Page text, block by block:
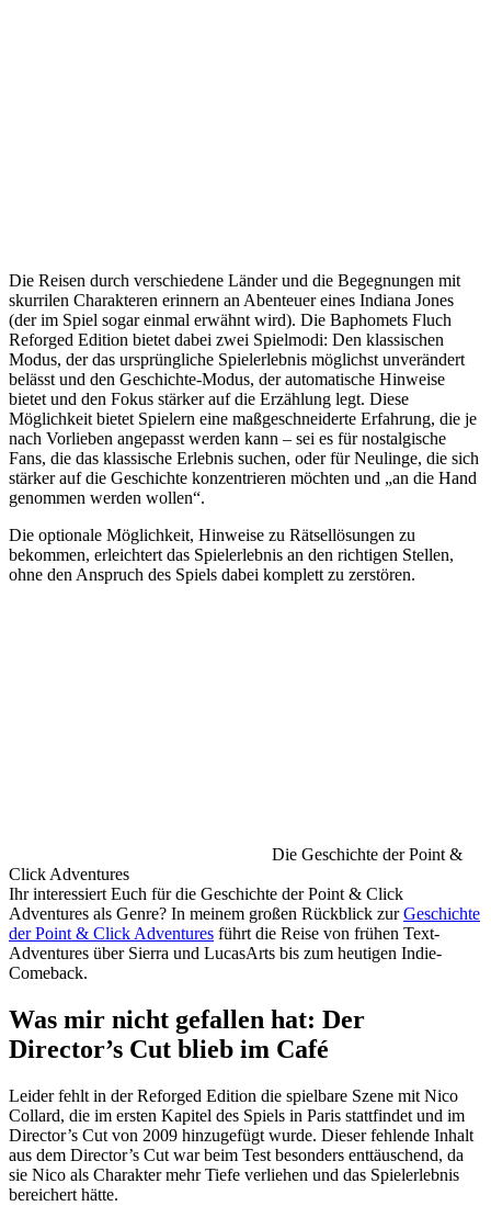
Die Reisen durch verschiedene Länder und die Begegnungen mit
skurrilen Charakteren erinnern an Abenteuer eines Indiana Jones
(der im Spiel sogar einmal erwähnt wird). Die Baphomets Fluch
Reforged Edition bietet dabei zwei Spielmodi: Den klassischen
Modus, der das ursprüngliche Spielerlebnis möglichst unverändert
belässt und den Geschichte-Modus, der automatische Hinweise
bietet und den Fokus stärker auf die Erzählung legt. Diese
Möglichkeit bietet Spielern eine maßgeschneiderte Erfahrung, die je
nach Vorlieben angepasst werden kann – sei es für nostalgische
Fans, die das klassische Erlebnis suchen, oder für Neulinge, die sich
stärker auf die Geschichte konzentrieren möchten und „an die Hand
genommen werden wollen“.
Die optionale Möglichkeit, Hinweise zu Rätsellösungen zu
bekommen, erleichtert das Spielerlebnis an den richtigen Stellen,
ohne den Anspruch des Spiels dabei komplett zu zerstören.
Die Geschichte der Point &
Click Adventures
Ihr interessiert Euch für die Geschichte der Point & Click
Adventures als Genre? In meinem großen Rückblick zurGeschichte
der Point & Click Adventures führt die Reise von frühen Text-
Adventures über Sierra und LucasArts bis zum heutigen Indie-
Comeback.
Was mir nicht gefallen hat: Der
Director’s Cut blieb im Café
Leider fehlt in der Reforged Edition die spielbare Szene mit Nico
Collard, die im ersten Kapitel des Spiels in Paris stattfindet und im
Director’s Cut von 2009 hinzugefügt wurde. Dieser fehlende Inhalt
aus dem Director’s Cut war beim Test besonders enttäuschend, da
sie Nico als Charakter mehr Tiefe verliehen und das Spielerlebnis
bereichert hätte.